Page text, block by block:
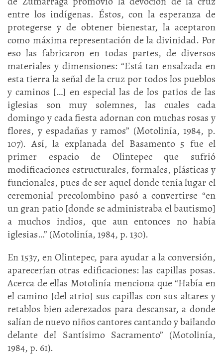
entre los indígenas. Éstos, con la esperanza de
protegerse y de obtener bienestar, la aceptaron
como máxima representación de la divinidad. Por
eso las fabricaron en todas partes, de diversos
materiales y dimensiones: “Está tan ensalzada en
esta tierra la señal de la cruz por todos los pueblos
y caminos […] en especial las de los patios de las
iglesias son muy solemnes, las cuales cada
domingo y cada fiesta adornan con muchas rosas y
flores, y espadañas y ramos” (Motolinía, 1984, p.
107). Así, la explanada del Basamento 5 fue el
primer espacio de Olintepec que sufrió
modificaciones estructurales, formales, plásticas y
funcionales, pues de ser aquel donde tenía lugar el
ceremonial precolombino pasó a convertirse “en
un gran patio [donde se administraba el bautismo]
a muchos indios, que aun entonces no había
iglesias…” (Motolinía, 1984, p. 130).
En 1537, en Olintepec, para ayudar a la conversión,
aparecerían otras edificaciones: las capillas posas.
Acerca de ellas Motolinía menciona que “Había en
el camino [del atrio] sus capillas con sus altares y
retablos bien aderezados para descansar, a donde
salían de nuevo niños cantores cantando y bailando
delante del Santísimo Sacramento” (Motolinía,
1984, p. 61).